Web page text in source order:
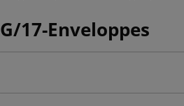
G/17-Enveloppes